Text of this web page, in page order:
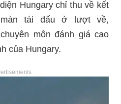
Hungary chỉ thu về kết
tái đấu ở lượt về,
môn đánh giá cao
của Hungary.